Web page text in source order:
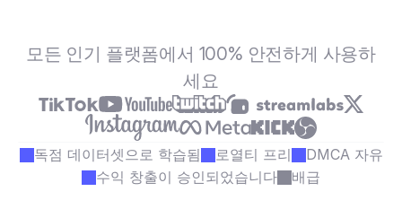
모든 인기 플랫폼에서 100% 안전하게 사용하
세요
독점 데이터셋으로 학습됨 로열티 프리
DMCA 자유
수익 창출이 승인되었습니다
배급